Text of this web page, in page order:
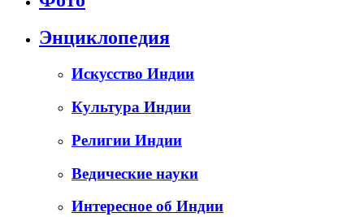
Энциклопедия
Искусство Индии
Культура Индии
Религии Индии
Ведические науки
Интересное об Индии